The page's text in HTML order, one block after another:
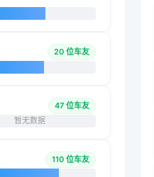
20 位车友
47 位车友
暂无数据
110 位车友